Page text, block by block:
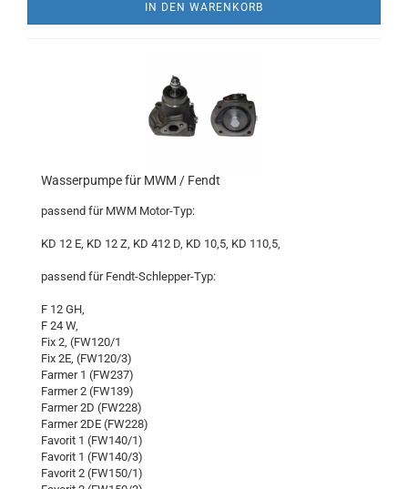
IN DEN WARENKORB
Wasserpumpe für MWM / Fendt
passend für MWM Motor-Typ:
KD 12 E, KD 12 Z, KD 412 D, KD 10,5, KD 110,5,
passend für Fendt-Schlepper-Typ:
F 12 GH,
F 24 W,
Fix 2, (FW120/1
Fix 2E, (FW120/3)
Farmer 1 (FW237)
Farmer 2 (FW139)
Farmer 2D (FW228)
Farmer 2DE (FW228)
Favorit 1 (FW140/1)
Favorit 1 (FW140/3)
Favorit 2 (FW150/1)